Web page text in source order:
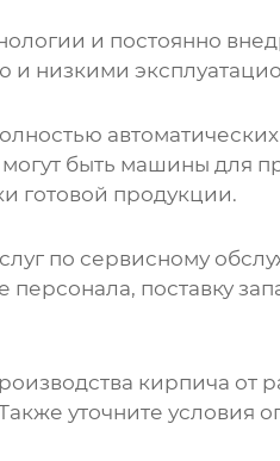
и постоянно
и низкими
быть машины для
готовой продукции.
по сервисному
поставку
кирпича от
уточните условия